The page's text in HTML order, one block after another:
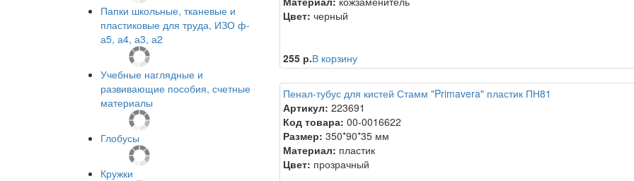
Папки школьные, тканевые и
пластиковые для труда, ИЗО ф-
а5, а4, а3, а2
Учебные наглядные и
развивающие пособия, счетные
материалы
Глобусы
Кружки
Цвет: черный
255 р.В корзину
Пенал-тубус для кистей Стамм "Primavera" пластик ПН81
Артикул: 223691
Код товара: 00-0016622
Размер: 350*90*35 мм
Материал: пластик
Цвет: прозрачный